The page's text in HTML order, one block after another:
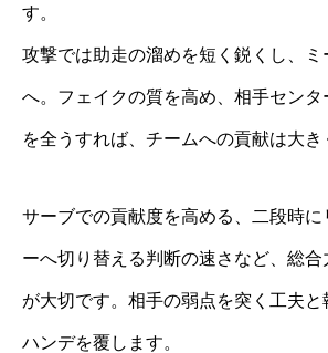
す。
攻撃では助走の溜めを短く鋭くし、
へ。フェイクの質を高め、相手センタ
を全うすれば、チームへの貢献は大き
サーブでの貢献度を高める、二段時
ーへ切り替える判断の速さなど、総
が大切です。相手の弱点を突く工夫
ハンデを覆します。